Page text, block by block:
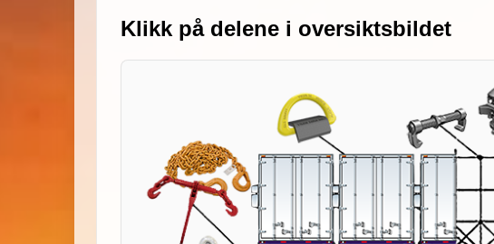
Klikk på delene i oversiktsbildet